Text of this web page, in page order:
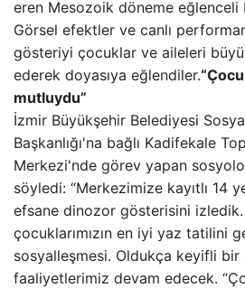
eren Mesozoik döneme eğlenceli
Görsel efektler ve canlı
gösteriyi çocuklar ve aileleri
ederek doyasıya eğlendiler.
mutluydu”
İzmir Büyükşehir Belediyesi
Başkanlığı'na bağlı Kadifekale
Merkezi'nde görev yapan
söyledi: “Merkezimize kayıtlı 14
efsane dinozor gösterisini izledik.
çocuklarımızın en iyi yaz tatilini
sosyalleşmesi. Oldukça keyifli
faaliyetlerimiz devam edecek.